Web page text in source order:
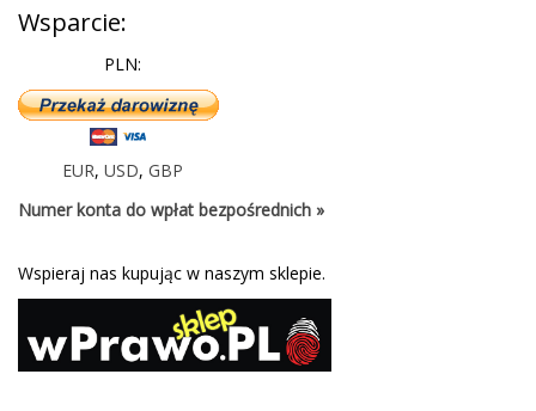
Wsparcie:
PLN:
EUR, USD, GBP
Numer konta do wpłat bezpośrednich »
Wspieraj nas kupując w naszym sklepie.